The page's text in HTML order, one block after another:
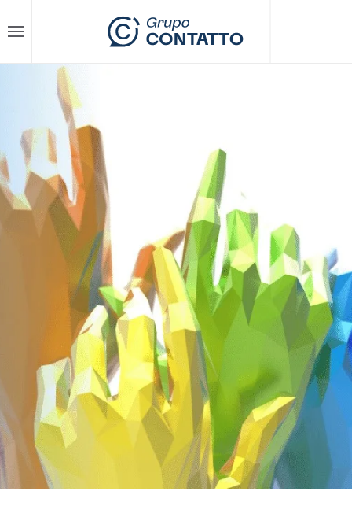
Skip to main content